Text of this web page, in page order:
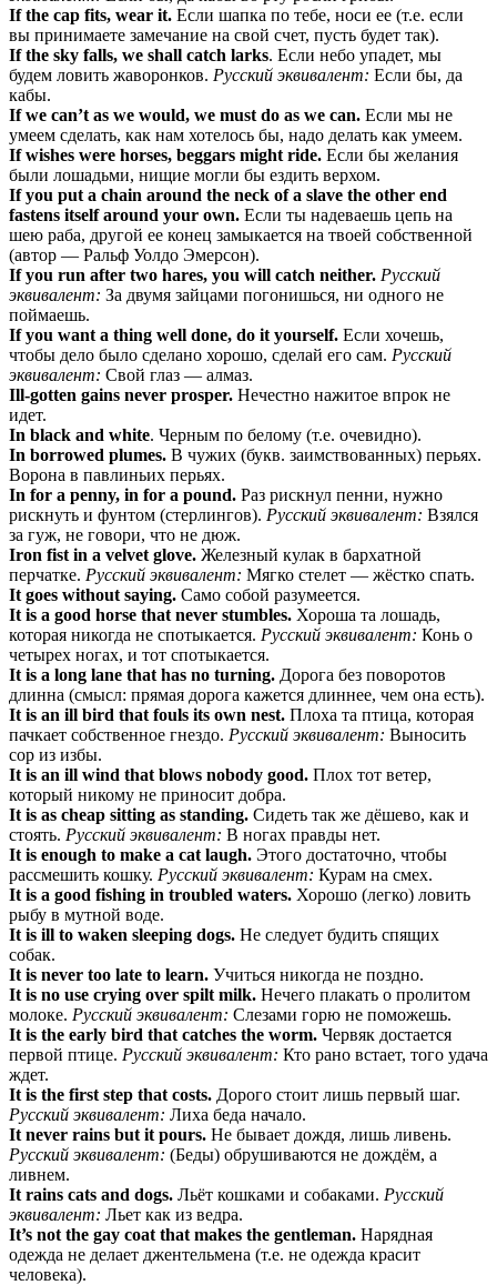
If the cap fits, wear it. Если шапка по тебе, носи ее (т.е. если
вы принимаете замечание на свой счет, пусть будет так).
If the sky falls, we shall catch larks. Если небо упадет, мы
будем ловить жаворонков. Русский эквивалент: Если бы, да
кабы.
If we can’t as we would, we must do as we can. Если мы не
умеем сделать, как нам хотелось бы, надо делать как умеем.
If wishes were horses, beggars might ride. Если бы желания
были лошадьми, нищие могли бы ездить верхом.
If you put a chain around the neck of a slave the other end
fastens itself around your own. Если ты надеваешь цепь на
шею раба, другой ее конец замыкается на твоей собственной
(автор — Ральф Уолдо Эмерсон).
If you run after two hares, you will catch neither. Русский
эквивалент: За двумя зайцами погонишься, ни одного не
поймаешь.
If you want a thing well done, do it yourself. Если хочешь,
чтобы дело было сделано хорошо, сделай его сам. Русский
эквивалент: Свой глаз — алмаз.
Ill-gotten gains never prosper. Нечестно нажитое впрок не
идет.
In black and white. Черным по белому (т.е. очевидно).
In borrowed plumes. В чужих (букв. заимствованных) перьях.
Ворона в павлиньих перьях.
In for a penny, in for a pound. Раз рискнул пенни, нужно
рискнуть и фунтом (стерлингов). Русский эквивалент: Взялся
за гуж, не говори, что не дюж.
Iron fist in a velvet glove. Железный кулак в бархатной
перчатке. Русский эквивалент: Мягко стелет — жёстко спать.
It goes without saying. Само собой разумеется.
It is a good horse that never stumbles. Хороша та лошадь,
которая никогда не спотыкается. Русский эквивалент: Конь о
четырех ногах, и тот спотыкается.
It is a long lane that has no turning. Дорога без поворотов
длинна (смысл: прямая дорога кажется длиннее, чем она есть).
It is an ill bird that fouls its own nest. Плоха та птица, которая
пачкает собственное гнездо. Русский эквивалент: Выносить
сор из избы.
It is an ill wind that blows nobody good. Плох тот ветер,
который никому не приносит добра.
It is as cheap sitting as standing. Сидеть так же дёшево, как и
стоять. Русский эквивалент: В ногах правды нет.
It is enough to make a cat laugh. Этого достаточно, чтобы
рассмешить кошку. Русский эквивалент: Курам на смех.
It is a good fishing in troubled waters. Хорошо (легко) ловить
рыбу в мутной воде.
It is ill to waken sleeping dogs. Не следует будить спящих
собак.
It is never too late to learn. Учиться никогда не поздно.
It is no use crying over spilt milk. Нечего плакать о пролитом
молоке. Русский эквивалент: Слезами горю не поможешь.
It is the early bird that catches the worm. Червяк достается
первой птице. Русский эквивалент: Кто рано встает, того удача
ждет.
It is the first step that costs. Дорого стоит лишь первый шаг.
Русский эквивалент: Лиха беда начало.
It never rains but it pours. Не бывает дождя, лишь ливень.
Русский эквивалент: (Беды) обрушиваются не дождём, а
ливнем.
It rains cats and dogs. Льёт кошками и собаками. Русский
эквивалент: Льет как из ведра.
It’s not the gay coat that makes the gentleman. Нарядная
одежда не делает джентельмена (т.е. не одежда красит
человека).